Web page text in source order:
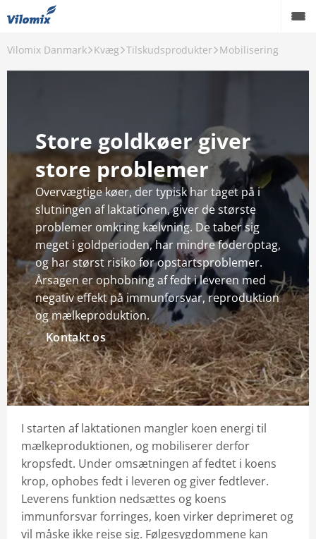
Vilomix Danmark Kvæg Tilskudsprodukter Mobilisering
Store goldkøer giver
store problemer
Overvægtige køer, der typisk har taget på i
slutningen af laktationen, giver de største
problemer omkring kælvning. De taber sig
meget i goldperioden, har mindre foderoptag,
og har størst risiko for opstartsproblemer.
Årsagen er ophobning af fedt i leveren med
negativ effekt på immunforsvar, reproduktion
og mælkeproduktion.
Kontakt os
I starten af laktationen mangler koen energi til
mælkeproduktionen, og mobiliserer derfor
kropsfedt. Under omsætningen af fedtet i koens
krop, ophobes fedt i leveren og giver fedtlever.
Leverens funktion nedsættes og koens
immunforsvar forringes, koen virker deprimeret og
vil måske ikke rejse sig. Følgesygdommene kan
Tilbage
Tilskudsprodukter
Faglig rådgivning